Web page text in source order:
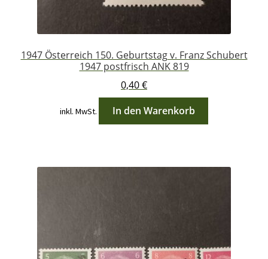
1947 Österreich 150. Geburtstag v. Franz Schubert
1947 postfrisch ANK 819
0,40€
inkl. MwSt. In den Warenkorb